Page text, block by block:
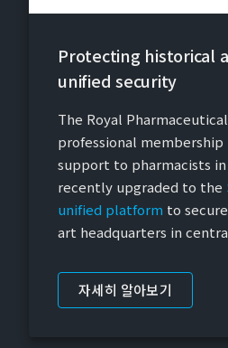
Protecting historical
unified security
The Royal
professional
support to pharmacists in
recently upgraded to the
unified platform to
art headquarters in
자세히 알아보기